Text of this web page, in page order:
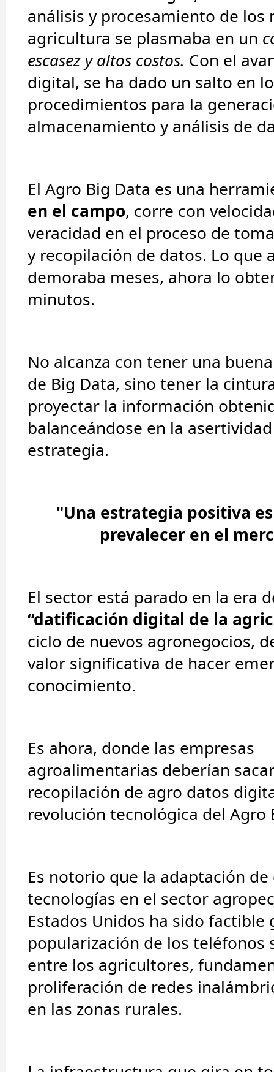
análisis y procesamiento de los
agricultura se plasmaba en un
escasez y altos costos. Con el
digital, se ha dado un salto en
procedimientos para la
almacenamiento y análisis de
El Agro Big Data es una
en el campo, corre con
veracidad en el proceso de
y recopilación de datos. Lo que
demoraba meses, ahora lo
minutos.
No alcanza con tener una
de Big Data, sino tener la
proyectar la información
balanceándose en la
estrategia.
"Una estrategia positiva
prevalecer en el
El sector está parado en la era
“datificación digital de la
ciclo de nuevos agronegocios,
valor significativa de hacer
conocimiento.
Es ahora, donde las empresas
agroalimentarias deberían
recopilación de agro datos
revolución tecnológica del Agro
Es notorio que la adaptación de
tecnologías en el sector
Estados Unidos ha sido factible
popularización de los teléfonos
entre los agricultores,
proliferación de redes
en las zonas rurales.